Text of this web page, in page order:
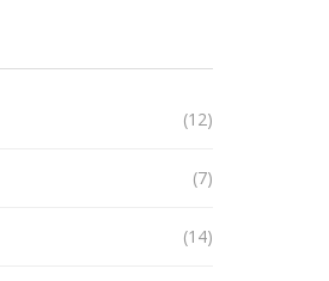
(12)
(7)
(14)